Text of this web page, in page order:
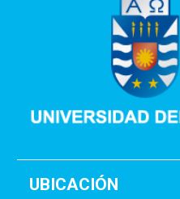
UBICACIÓN